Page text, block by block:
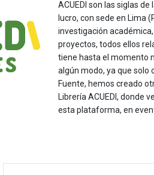
ACUEDI son las siglas
lucro, con sede en Lima
investigación
proyectos, todos ellos
tiene hasta el momento
algún modo, ya que solo
Fuente, hemos creado
Librería ACUEDI, donde
esta plataforma, en